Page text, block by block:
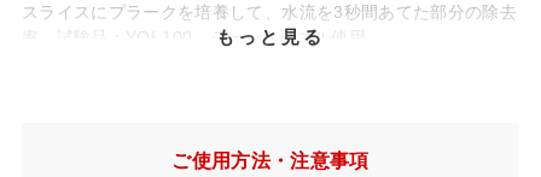
スライスにプラークを培養して、水流を3秒間あてた部分の除去
率。試験品：YOI-100、ジェットノズル使用。
もっと見る
ご使用方法・注意事項